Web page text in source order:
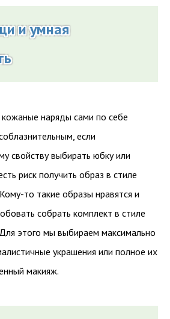
и умная
наряды сами по себе
если
свойству выбирать юбку или
риск получить образ в стиле
то такие образы нравятся и
собрать комплект в стиле
Для этого мы выбираем максимально
украшения или полное их
макияж.